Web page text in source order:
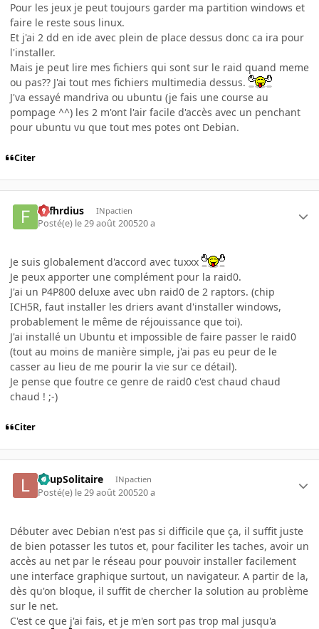
Pour les jeux je peut toujours garder ma partition windows et
faire le reste sous linux.
Et j'ai 2 dd en ide avec plein de place dessus donc ca ira pour
l'installer.
Mais je peut lire mes fichiers qui sont sur le raid quand meme
ou pas?? J'ai tout mes fichiers multimedia dessus.
J'va essayé mandriva ou ubuntu (je fais une course au
pompage ^^) les 2 m'ont l'air facile d'accès avec un penchant
pour ubuntu vu que tout mes potes ont Debian.
Citer
Fafhrdius INpactien
Posté(e) le 29 août 200520 a
Je suis globalement d'accord avec tuxxx
Je peux apporter une complément pour la raid0.
J'ai un P4P800 deluxe avec ubn raid0 de 2 raptors. (chip
ICH5R, faut installer les driers avant d'installer windows,
probablement le même de réjouissance que toi).
J'ai installé un Ubuntu et impossible de faire passer le raid0
(tout au moins de manière simple, j'ai pas eu peur de le
casser au lieu de me pourir la vie sur ce détail).
Je pense que foutre ce genre de raid0 c'est chaud chaud
chaud ! ;-)
Citer
LoupSolitaire INpactien
Posté(e) le 29 août 200520 a
Débuter avec Debian n'est pas si difficile que ça, il suffit juste
de bien potasser les tutos et, pour faciliter les taches, avoir un
accès au net par le réseau pour pouvoir installer facilement
une interface graphique surtout, un navigateur. A partir de la,
dès qu'on bloque, il suffit de chercher la solution au problème
sur le net.
C'est ce que j'ai fais, et je m'en sort pas trop mal jusqu'a